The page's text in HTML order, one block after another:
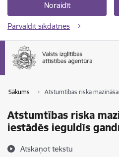
Noraidīt
Pārvaldīt sīkdatnes
Sākums Atstumtības riska
Atstumtības riska
iestādēs ieguldīs
Atskaņot tekstu